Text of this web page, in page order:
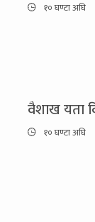
१० घण्टा अघि
वैशाख यता
१० घण्टा अघि